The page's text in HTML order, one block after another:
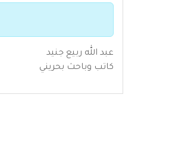
عبد الله ربيع جنيد
كاتب وباحث بحريني